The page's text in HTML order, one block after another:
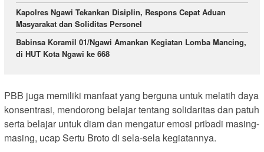
Kapolres Ngawi Tekankan Disiplin, Respons Cepat Aduan
Masyarakat dan Soliditas Personel
Babinsa Koramil 01/Ngawi Amankan Kegiatan Lomba Mancing,
di HUT Kota Ngawi ke 668
PBB juga memiliki manfaat yang berguna untuk melatih daya
konsentrasi, mendorong belajar tentang solidaritas dan patuh
serta belajar untuk diam dan mengatur emosi pribadi masing-
masing, ucap Sertu Broto di sela-sela kegiatannya.